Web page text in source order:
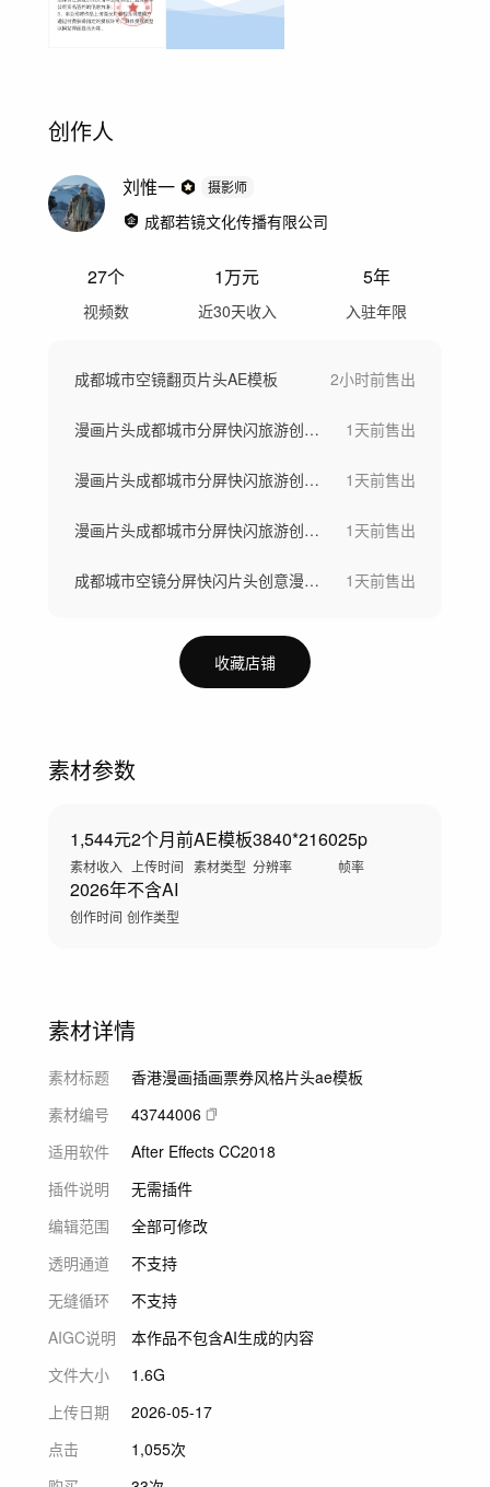
创作人
刘惟一 摄影师
成都若镜文化传播有限公司
27个
视频数
1万元
近30天收入
5年
入驻年限
成都城市空镜翻页片头AE模板 2小时前售出
漫画片头成都城市分屏快闪旅游创意快闪视频 1天前售出
漫画片头成都城市分屏快闪旅游创意快闪视频 1天前售出
漫画片头成都城市分屏快闪旅游创意快闪视频 1天前售出
成都城市空镜分屏快闪片头创意漫画分屏 1天前售出
收藏店铺
素材参数
1,544元
素材收入
2个月前
上传时间
AE模板
素材类型
3840*2160
分辨率
25p
帧率
2026年
创作时间
不含AI
创作类型
素材详情
素材标题
香港漫画插画票券风格片头ae模板
素材编号
43744006
适用软件
After Effects CC2018
插件说明
无需插件
编辑范围
全部可修改
透明通道
不支持
无缝循环
不支持
AIGC说明
本作品不包含AI生成的内容
文件大小
1.6G
上传日期
2026-05-17
点击
1,055次